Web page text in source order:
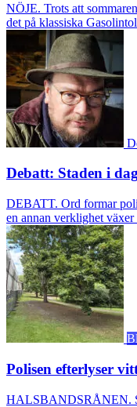
NÖJE. Trots att
det på klassiska
Debatt: Staden i
DEBATT. Ord formar
en annan verklighet
Polisen efterlyser
HALSBANDSRÅNEN.